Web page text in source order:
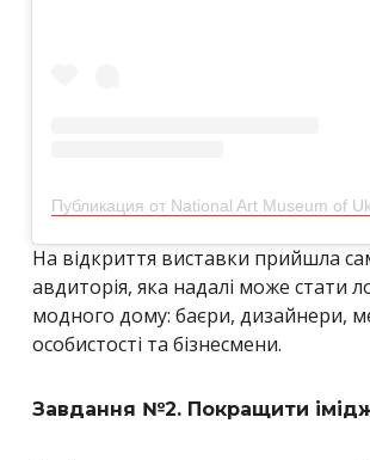
На відкриття виставки прийшла
авдиторія, яка надалі може стати
модного дому: баєри, дизайнери,
особистості та бізнесмени.
Завдання №2. Покращити